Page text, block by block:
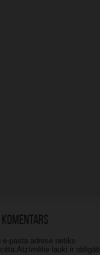
komentārs
e-pasta adrese netiks
lauki ir obligāti